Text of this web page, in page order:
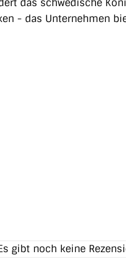
das schwedische
- das Unternehmen
gibt noch keine